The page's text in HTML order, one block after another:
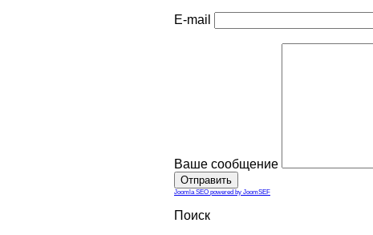
E-mail
Ваше сообщение
Joomla SEO powered by JoomSEF
Поиск